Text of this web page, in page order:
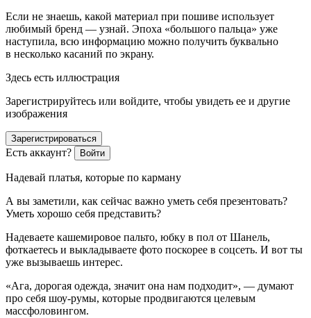
Если не знаешь, какой материал при пошиве использует
любимый бренд — узнай. Эпоха «большого пальца» уже
наступила, всю информацию можно получить буквально
в несколько касаний по экрану.
Здесь есть иллюстрация
Зарегистрируйтесь или войдите, чтобы увидеть ее и другие
изображения
Зарегистрироваться
Есть аккаунт? Войти
Надевай платья, которые по карману
А вы заметили, как сейчас важно уметь себя презентовать?
Уметь хорошо себя представить?
Надеваете кашемировое пальто, юбку в пол от Шанель,
фоткаетесь и выкладываете фото поскорее в соцсеть. И вот ты
уже вызываешь интерес.
«Ага, дорогая одежда, значит она нам подходит», — думают
про себя шоу-румы, которые продвигаются целевым
массфоловингом.